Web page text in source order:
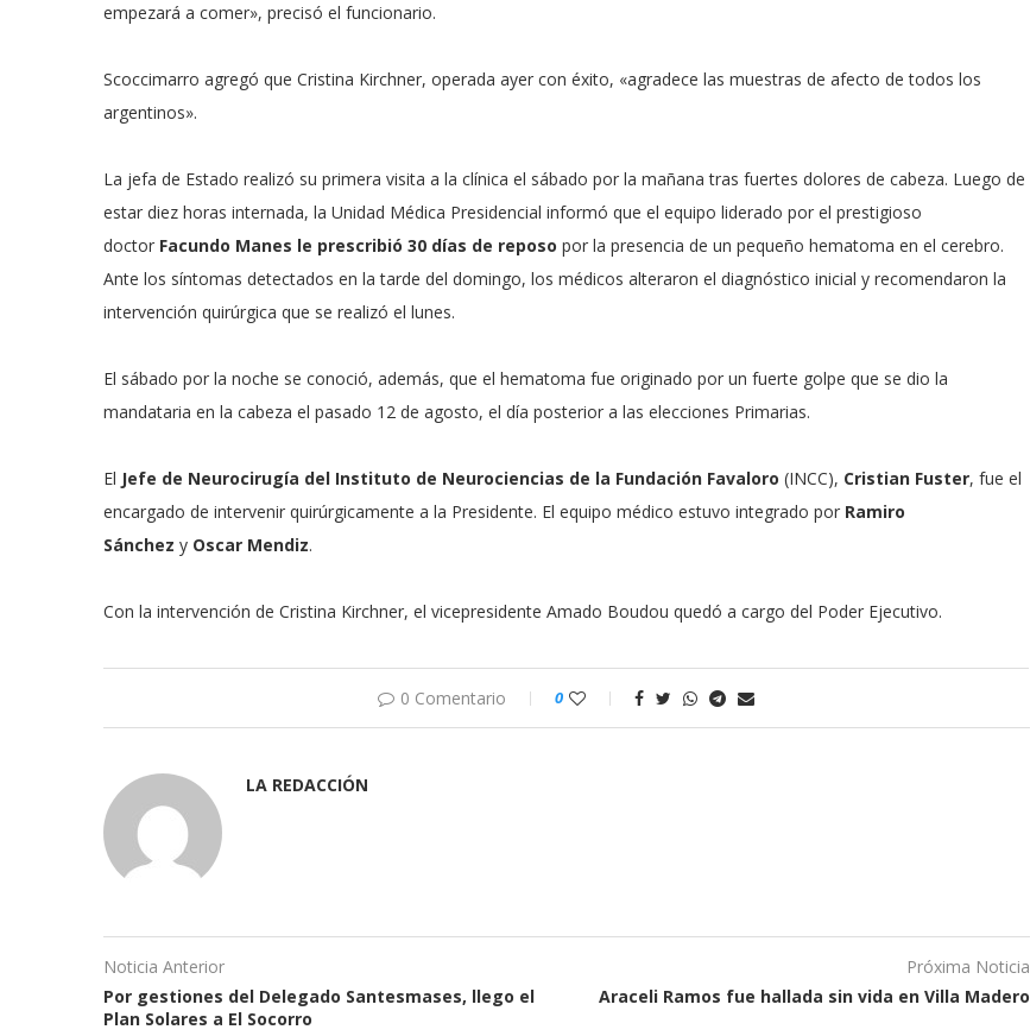
empezará a comer», precisó el funcionario.
Scoccimarro agregó que Cristina Kirchner, operada ayer con éxito, «agradece las muestras de afecto de todos los
argentinos».
La jefa de Estado realizó su primera visita a la clínica el sábado por la mañana tras fuertes dolores de cabeza. Luego de
estar diez horas internada, la Unidad Médica Presidencial informó que el equipo liderado por el prestigioso
doctor Facundo Manes le prescribió 30 días de reposo por la presencia de un pequeño hematoma en el cerebro.
Ante los síntomas detectados en la tarde del domingo, los médicos alteraron el diagnóstico inicial y recomendaron la
intervención quirúrgica que se realizó el lunes.
El sábado por la noche se conoció, además, que el hematoma fue originado por un fuerte golpe que se dio la
mandataria en la cabeza el pasado 12 de agosto, el día posterior a las elecciones Primarias.
El Jefe de Neurocirugía del Instituto de Neurociencias de la Fundación Favaloro (INCC), Cristian Fuster, fue el
encargado de intervenir quirúrgicamente a la Presidente. El equipo médico estuvo integrado por Ramiro
Sánchez y Oscar Mendiz.
Con la intervención de Cristina Kirchner, el vicepresidente Amado Boudou quedó a cargo del Poder Ejecutivo.
0 Comentario 0
LA REDACCIÓN
Noticia Anterior
Por gestiones del Delegado Santesmases, llego el
Plan Solares a El Socorro
Próxima Noticia
Araceli Ramos fue hallada sin vida en Villa Madero